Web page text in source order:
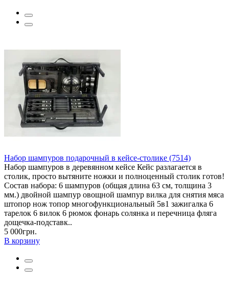
Набор шампуров подарочный в кейсе-столике (7514)
Набор шампуров в деревянном кейсе Кейс разлагается в
столик, просто вытяните ножки и полноценный столик готов!
Состав набора: 6 шампуров (общая длина 63 см, толщина 3
мм.) двойной шампур овощной шампур вилка для снятия мяса
штопор нож топор многофункциональный 5в1 зажигалка 6
тарелок 6 вилок 6 рюмок фонарь солянка и перечница фляга
дощечка-подставк..
5 000грн.
В корзину